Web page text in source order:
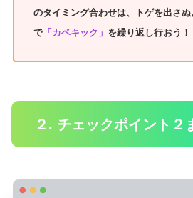
のタイミング合わせは、トゲを出さぬ
で「カベキック」 を繰り返し行おう！
２. チェックポイント２